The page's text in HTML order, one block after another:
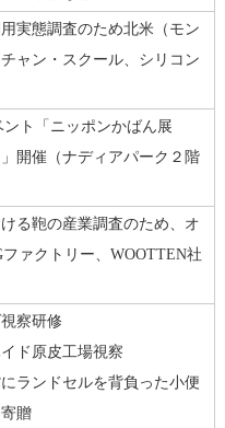
実態調査のため北米（モン
ャン・スクール、シリコン
ト「ニッポンかばん展
開催（ナディアパーク２階
る鞄の産業調査のため、オ
ァクトリー、WOOTTEN社
察研修
ド原皮工場視察
ランドセルを背負った小便
贈